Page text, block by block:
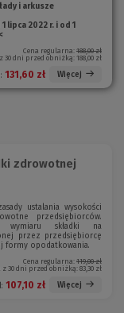
i arkusze
lipca 2022 r. i od 1
Cena regularna: 188,00 zł
30 dni przed obniżką: 188,00 zł
131,60 zł Więcej
zdrowotnej
ustalania wysokości
przedsiębiorców.
wymiaru składki na
przez przedsiębiorcę
formy opodatkowania.
Cena regularna: 119,00 zł
z 30 dni przed obniżką: 83,30 zł
107,10 zł Więcej